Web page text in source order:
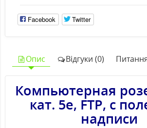
Facebook Twitter
Опис Відгуки (0)
Компьютерная
кат. 5е, FTP, с
надписи